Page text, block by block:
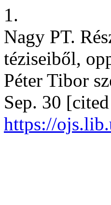
1.
Nagy PT.
téziseiből,
Péter Tibor
Sep. 30
https://